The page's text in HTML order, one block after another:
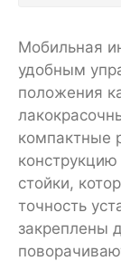
Мобильная
удобным
положения
компактные
стойки,
точность
закреплены